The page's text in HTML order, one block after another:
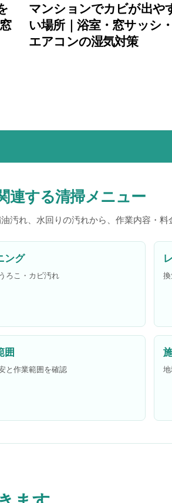
マンションでカビが出や
い場所｜浴室・窓サッシ
エアコンの湿気対策
連する清掃メニュー
汚れ、水回りの汚れから、作業内容・
ング
ろこ・カビ汚れ
囲
と作業範囲を確認